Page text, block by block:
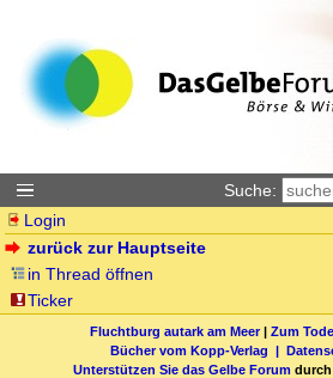
Suche:
Login
zurück zur Hauptseite
in Thread öffnen
Ticker
Fluchtburg autark am Meer| Zum
Bücher vom Kopp-Verlag |
Unterstützen Sie das Gelbe Forum durch